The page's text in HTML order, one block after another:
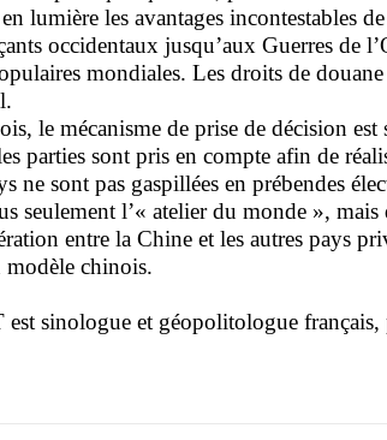
en lumière les avantages
occidentaux jusqu’aux Guerres
mondiales. Les droits de
le mécanisme de prise de décision
parties sont pris en compte afin de
ne sont pas gaspillées en prébendes
seulement l’« atelier du monde »,
entre la Chine et les autres pays
modèle chinois.
sinologue et géopolitologue français,